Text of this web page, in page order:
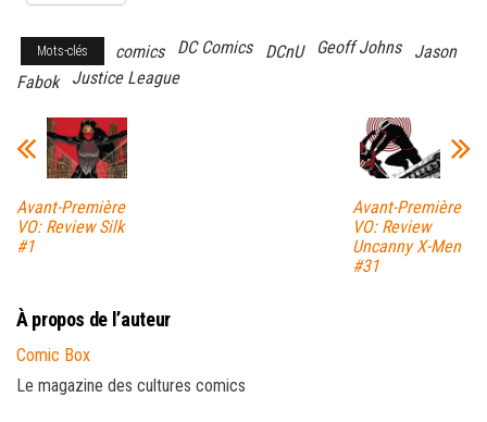
Mots-clés comics DC Comics DCnU Geoff Johns
Jason
Fabok
Justice League
Avant-Première
VO: Review Silk
#1
Avant-Première
VO: Review
Uncanny X-Men
#31
À propos de l’auteur
Comic Box
Le magazine des cultures comics